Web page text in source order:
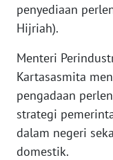
penyediaan
Hijriah).
Menteri
Kartasasmita
pengadaan
strategi
dalam negeri
domestik.
KONTAK
KAMI
INFO
TENTANG
KAMI